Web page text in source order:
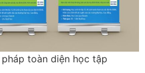
toàn diện học tập